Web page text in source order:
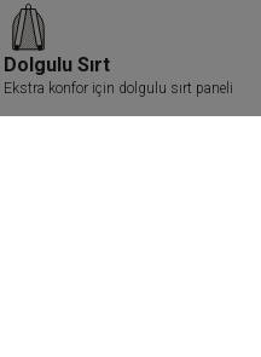
Dolgulu Sırt
Ekstra konfor için dolgulu sırt paneli